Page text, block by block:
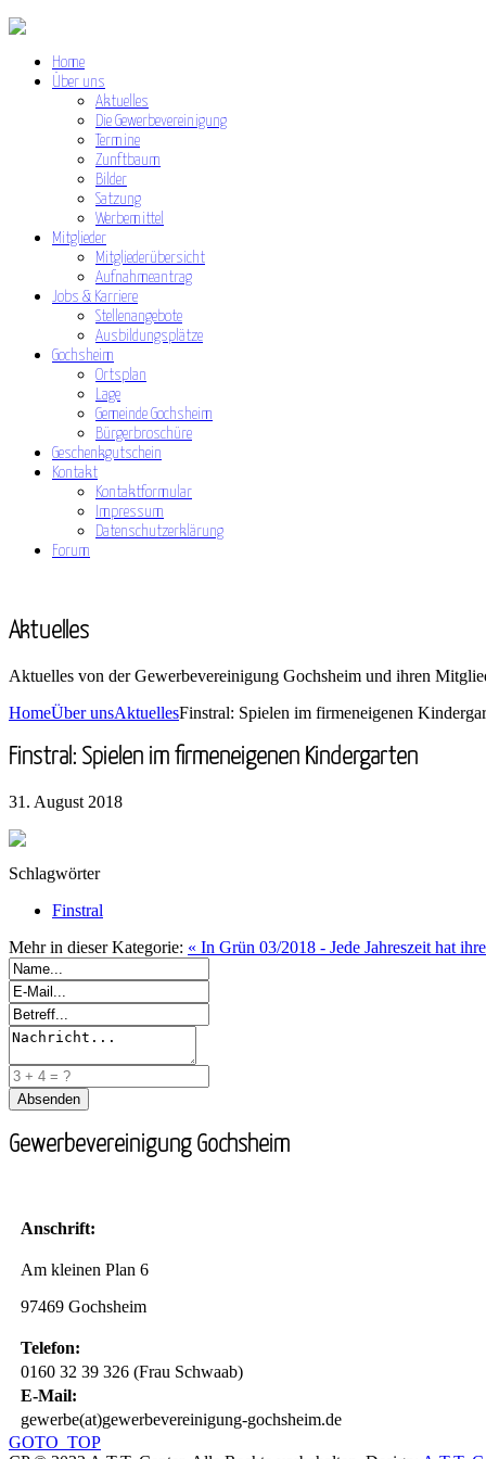
Home
Über uns
Aktuelles
Die Gewerbevereinigung
Termine
Zunftbaum
Bilder
Satzung
Werbemittel
Mitglieder
Mitgliederübersicht
Aufnahmeantrag
Jobs & Karriere
Stellenangebote
Ausbildungsplätze
Gochsheim
Ortsplan
Lage
Gemeinde Gochsheim
Bürgerbroschüre
Geschenkgutschein
Kontakt
Kontaktformular
Impressum
Datenschutzerklärung
Forum
Aktuelles
Aktuelles von der Gewerbevereinigung Gochsheim und ihren
HomeÜber unsAktuellesFinstral: Spielen im firmeneigenen
Finstral: Spielen im firmeneigenen Kindergarten
31. August 2018
Schlagwörter
Finstral
Mehr in dieser Kategorie: « In Grün 03/2018 - Jede Jahreszeit hat
Gewerbevereinigung Gochsheim
Anschrift:
Am kleinen Plan 6
97469 Gochsheim
Telefon:
0160 32 39 326 (Frau Schwaab)
E-Mail:
gewerbe(at)gewerbevereinigung-gochsheim.de
GOTO_TOP